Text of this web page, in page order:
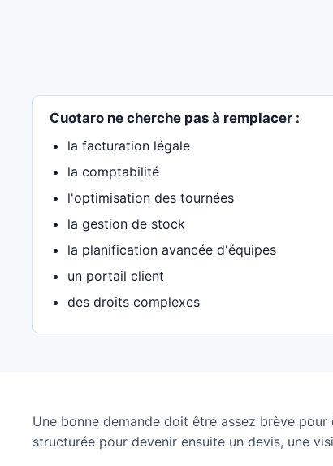
Cuotaro ne cherche pas à remplacer :
la facturation légale
la comptabilité
l'optimisation des tournées
la gestion de stock
la planification avancée d'équipes
un portail client
des droits complexes
Une bonne demande doit être assez brève
structurée pour devenir ensuite un devis, une